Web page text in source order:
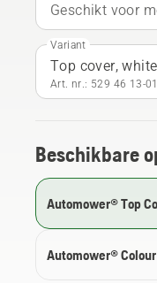
Geschikt voor
Variant
Top cover,
Art. nr.: 529 46 13‑01
Beschikbare
Automower® Top
Automower®